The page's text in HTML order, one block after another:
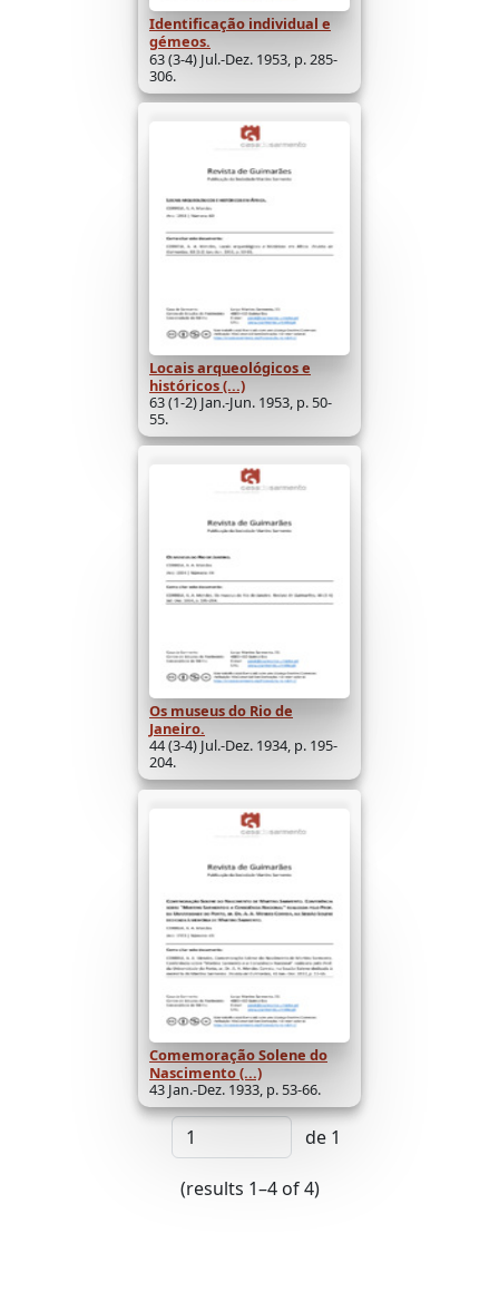
Identificação individual e
gémeos.
63 (3-4) Jul.-Dez. 1953, p. 285-
306.
Locais arqueológicos e
históricos (...)
63 (1-2) Jan.-Jun. 1953, p. 50-
55.
Os museus do Rio de
Janeiro.
44 (3-4) Jul.-Dez. 1934, p. 195-
204.
Comemoração Solene do
Nascimento (...)
43 Jan.-Dez. 1933, p. 53-66.
de 1
(results 1–4 of 4)